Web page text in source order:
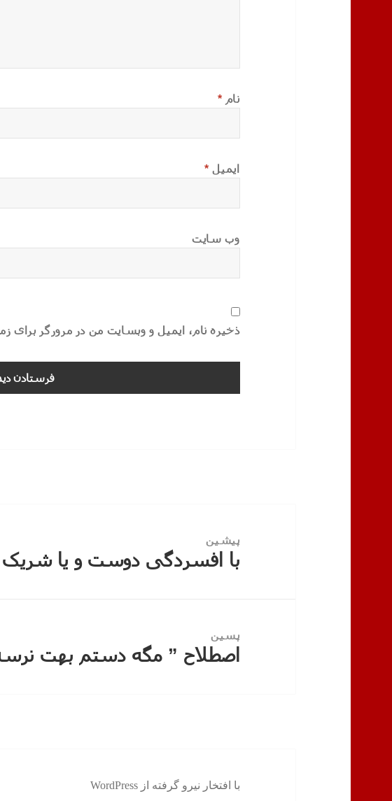
نام *
ایمیل *
وب‌ سایت
ذخیره نام، ایمیل و وبسایت من در مرورگر برای
پیشین
نوشته
با افسردگی دوست و یا شریک
پسین
نوشته
اصطلاح ” مگه دستم بهت
با افتخار نیرو گرفته از WordPress